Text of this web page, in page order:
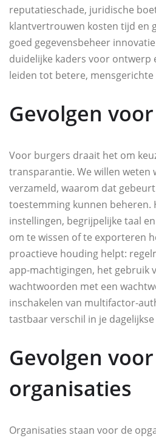
reputatieschade, juridische
klantvertrouwen kosten tijd en
goed gegevensbeheer
duidelijke kaders voor ontwerp
leiden tot betere,
Gevolgen
Voor burgers draait het om
transparantie. We willen weten
verzameld, waarom dat
toestemming kunnen beheren.
instellingen, begrijpelijke taal
om te wissen of te exporteren
proactieve houding helpt:
app-machtigingen, het gebruik
wachtwoorden met een
inschakelen van multifactor-
tastbaar verschil in je
Gevolgen voor
organisaties
Organisaties staan voor de